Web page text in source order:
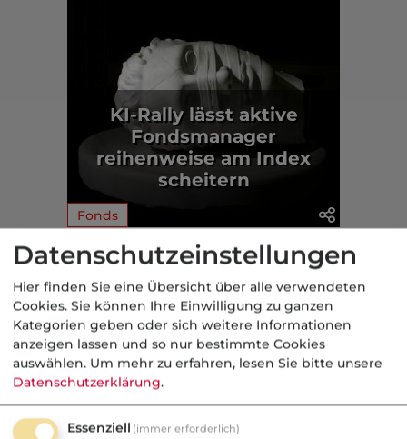
KI-Rally lässt aktive
Fondsmanager
reihenweise am Index
scheitern
Fonds
Aus der dvb-Redaktion
Politik
Nachrichten
Sorgen um Deutschlands
Kreditwürdigkeit
Datenschutzeinstellungen
Hier finden Sie eine Übersicht über alle verwendeten
Cookies. Sie können Ihre Einwilligung zu ganzen
Kategorien geben oder sich weitere Informationen
anzeigen lassen und so nur bestimmte Cookies
auswählen. Um mehr zu erfahren, lesen Sie bitte unsere
Datenschutzerklärung.
Essenziell (immer erforderlich)